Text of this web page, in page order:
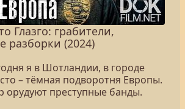
Глазго: грабители,
разборки (2024)
я в Шотландии, в городе
– тёмная подворотня Европы.
орудуют преступные банды.